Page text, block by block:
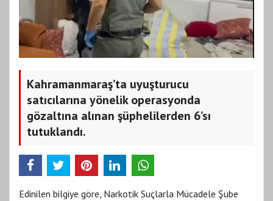
Kahramanmaraş’ta uyuşturucu
satıcılarına yönelik operasyonda
gözaltına alınan şüphelilerden 6’sı
tutuklandı.
Edinilen bilgiye göre, Narkotik Suçlarla Mücadele Şube